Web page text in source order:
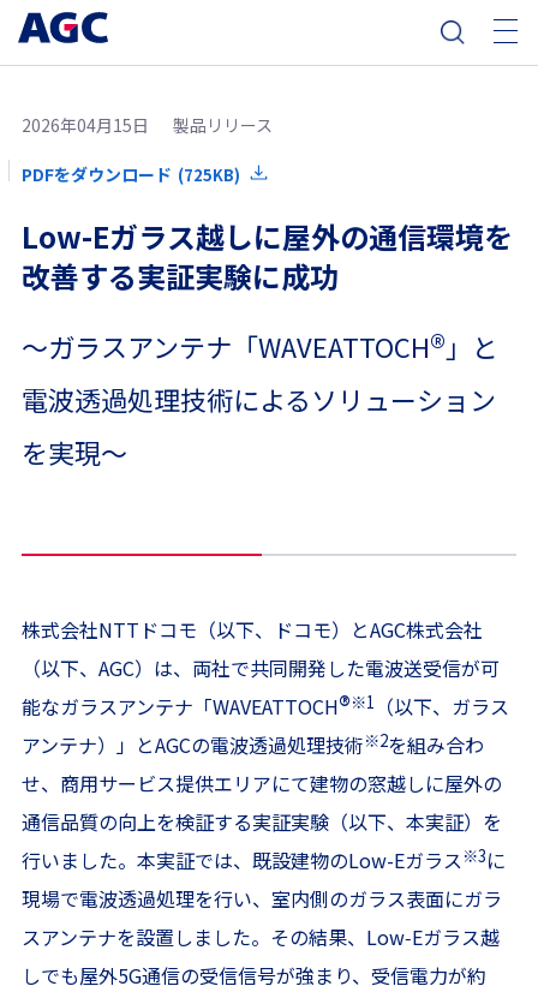
2026年04月15日 製品リリース
PDFをダウンロード (725KB)
Low-Eガラス越しに屋外の通信環境を
改善する実証実験に成功
～ガラスアンテナ「WAVEATTOCH® 」と
電波透過処理技術によるソリューション
を実現～
株式会社NTTドコモ（以下、ドコモ）とAGC株式会社
（以下、AGC）は、両社で共同開発した電波送受信が可
能なガラスアンテナ「WAVEATTOCH®※1
（以下、ガラス
アンテナ）」とAGCの電波透過処理技術※2を組み合わ
せ、商用サービス提供エリアにて建物の窓越しに屋外の
通信品質の向上を検証する実証実験（以下、本実証）を
行いました。本実証では、既設建物のLow-Eガラス※3に
現場で電波透過処理を行い、室内側のガラス表面にガラ
スアンテナを設置しました。その結果、Low‑Eガラス越
しでも屋外5G通信の受信信号が強まり、受信電力が約